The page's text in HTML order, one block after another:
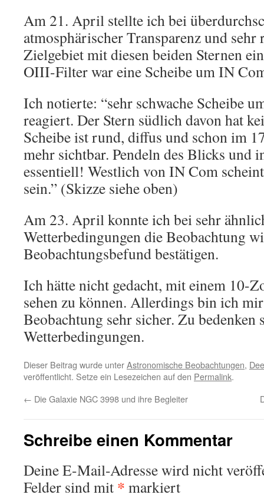
Am 21. April stellte ich bei
atmosphärischer Transparenz und
Zielgebiet mit diesen beiden Sternen
OIII-Filter war eine Scheibe um IN
Ich notierte: “sehr schwache Scheibe
reagiert. Der Stern südlich davon hat
Scheibe ist rund, diffus und schon im
mehr sichtbar. Pendeln des Blicks und
essentiell! Westlich von IN Com
sein.” (Skizze siehe oben)
Am 23. April konnte ich bei sehr
Wetterbedingungen die Beobachtung
Beobachtungsbefund bestätigen.
Ich hätte nicht gedacht, mit einem 10-
sehen zu können. Allerdings bin ich
Beobachtung sehr sicher. Zu bedenken
Wetterbedingungen.
Dieser Beitrag wurde unterAstronomische Beobachtungen,
veröffentlicht. Setze ein Lesezeichen auf den Permalink.
← Die Galaxie NGC 3998 und ihre Begleiter
Schreibe einen Kommentar
Deine E-Mail-Adresse wird nicht
Felder sind mit * markiert